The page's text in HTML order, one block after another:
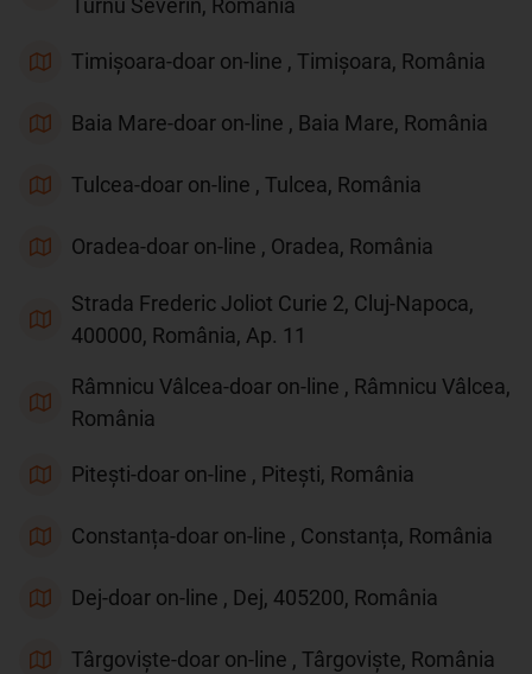
Timișoara-doar on-line , Timișoara, România
Baia Mare-doar on-line , Baia Mare, România
Tulcea-doar on-line , Tulcea, România
Oradea-doar on-line , Oradea, România
Strada Frederic Joliot Curie 2, Cluj-Napoca,
400000, România, Ap. 11
Râmnicu Vâlcea-doar on-line , Râmnicu Vâlcea,
România
Pitești-doar on-line , Pitești, România
Constanța-doar on-line , Constanța, România
Dej-doar on-line , Dej, 405200, România
Târgoviște-doar on-line , Târgoviște, România